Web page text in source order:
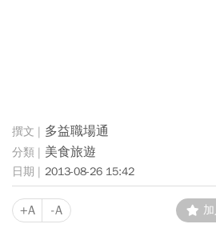
多益職場通
美食旅遊
2013-08-26 15:42
+A -A